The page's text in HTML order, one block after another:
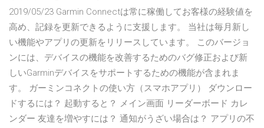
2019/05/23 Garmin Connectは常に稼働してお客様の経験値を
高め、記録を更新できるように支援します。 当社は毎月新し
い機能やアプリの更新をリリースしています。 このバージョ
ンには、デバイスの機能を改善するためのバグ修正および新
しいGarminデバイスをサポートするための機能が含まれま
す。 ガーミンコネクトの使い方（スマホアプリ） ダウンロー
ドするには？ 起動すると？ メイン画面 リーダーボード カレ
ンダー 友達を増やすには？ 通知がうざい場合は？ アプリの不